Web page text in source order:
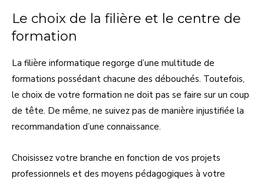
Le choix de la filière et le centre de
formation
La filière informatique regorge d’une multitude de
formations possédant chacune des débouchés. Toutefois,
le choix de votre formation ne doit pas se faire sur un coup
de tête. De même, ne suivez pas de manière injustifiée la
recommandation d’une connaissance.
Choisissez votre branche en fonction de vos projets
professionnels et des moyens pédagogiques à votre